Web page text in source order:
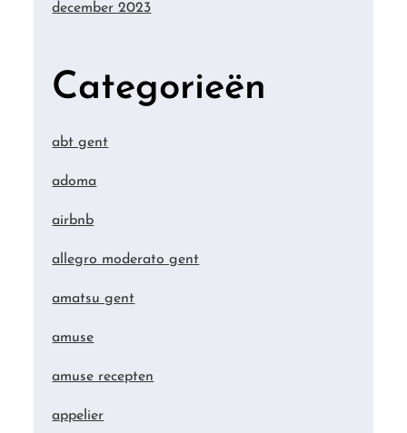
december 2023
Categorieën
abt gent
adoma
airbnb
allegro moderato gent
amatsu gent
amuse
amuse recepten
appelier